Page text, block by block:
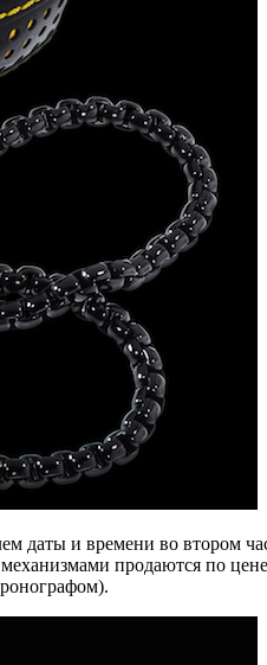
даты и времени во втором
продаются по